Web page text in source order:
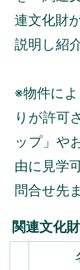
連文化財
説明し紹
※物件に
りが許可
ップ」や
由に見学
問合せ先
関連文化